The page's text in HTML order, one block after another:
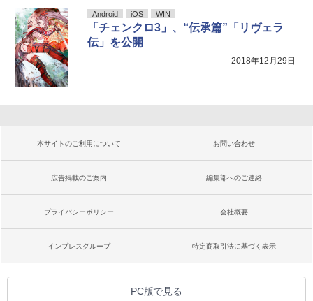
Android iOS WIN
「チェンクロ3」、“伝承篇”「リヴェラ
伝」を公開
2018年12月29日
本サイトのご利用について お問い合わせ
広告掲載のご案内 編集部へのご連絡
プライバシーポリシー 会社概要
インプレスグループ 特定商取引法に基づく表示
PC版で見る